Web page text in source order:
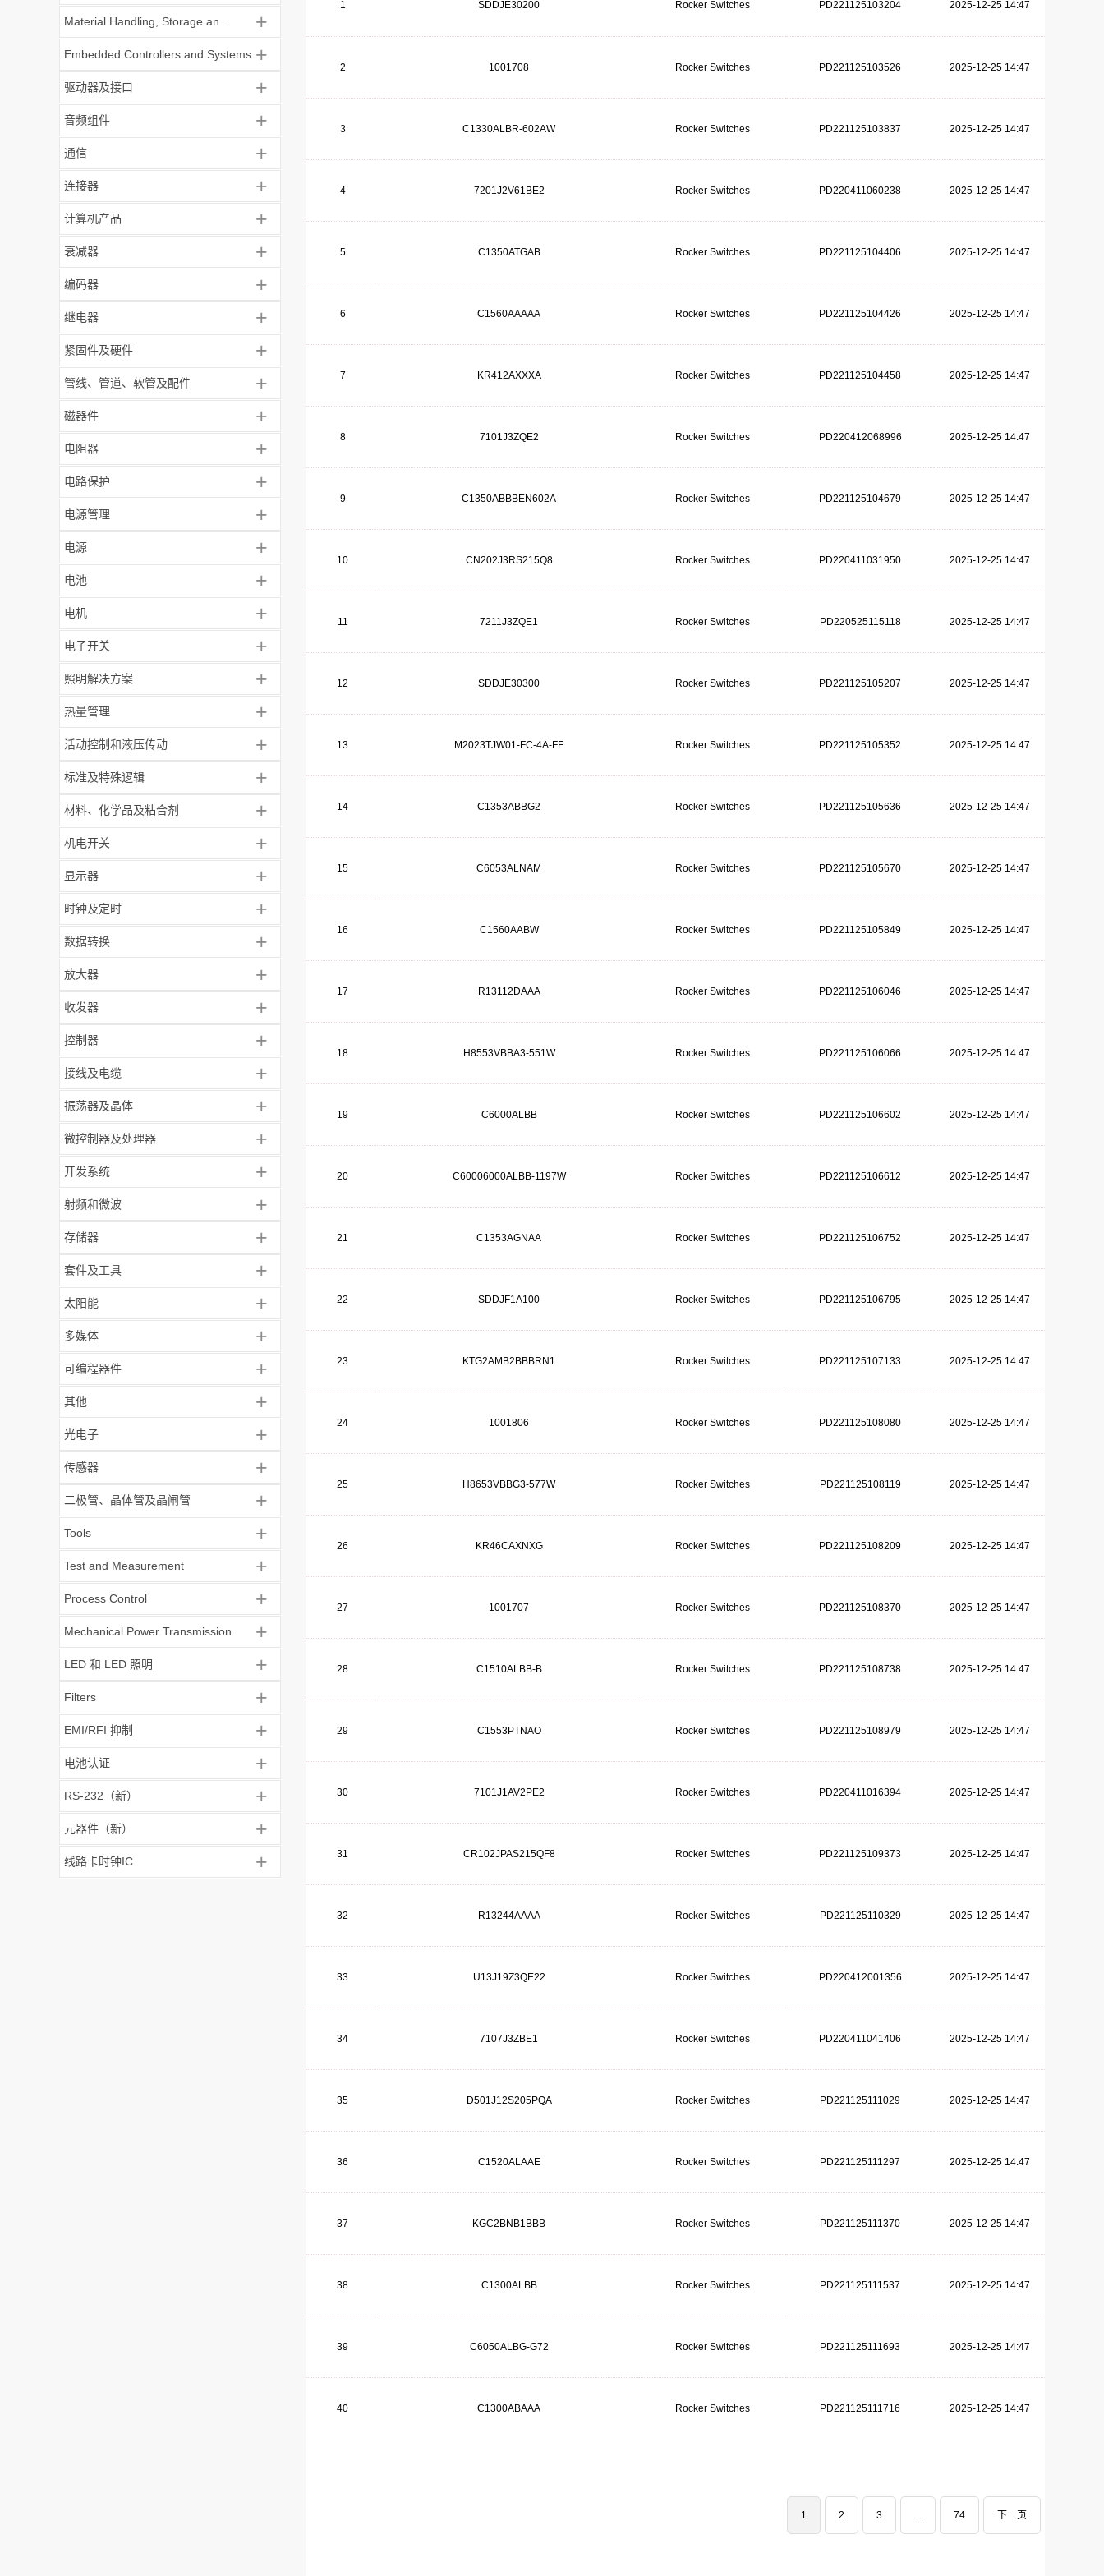
Material Handling, Storage an... +
Embedded Controllers and Systems +
驱动器及接口 +
音频组件 +
通信 +
连接器 +
计算机产品 +
衰减器 +
编码器 +
继电器 +
紧固件及硬件 +
管线、管道、软管及配件 +
磁器件 +
电阻器 +
电路保护 +
电源管理 +
电源 +
电池 +
电机 +
电子开关 +
照明解决方案 +
热量管理 +
活动控制和液压传动 +
标准及特殊逻辑 +
材料、化学品及粘合剂 +
机电开关 +
显示器 +
时钟及定时 +
数据转换 +
放大器 +
收发器 +
控制器 +
接线及电缆 +
振荡器及晶体 +
微控制器及处理器 +
开发系统 +
射频和微波 +
存储器 +
套件及工具 +
太阳能 +
多媒体 +
可编程器件 +
其他 +
光电子 +
传感器 +
二极管、晶体管及晶闸管 +
Tools +
Test and Measurement +
Process Control +
Mechanical Power Transmission +
LED 和 LED 照明 +
Filters +
EMI/RFI 抑制 +
电池认证 +
RS-232（新） +
元器件（新） +
线路卡时钟IC +
1 SDDJE30200 Rocker Switches PD221125103204 2025-12-25 14:47
2 1001708 Rocker Switches PD221125103526 2025-12-25 14:47
3 C1330ALBR-602AW Rocker Switches PD221125103837 2025-12-25 14:47
4 7201J2V61BE2 Rocker Switches PD220411060238 2025-12-25 14:47
5 C1350ATGAB Rocker Switches PD221125104406 2025-12-25 14:47
6 C1560AAAAA Rocker Switches PD221125104426 2025-12-25 14:47
7 KR412AXXXA Rocker Switches PD221125104458 2025-12-25 14:47
8 7101J3ZQE2 Rocker Switches PD220412068996 2025-12-25 14:47
9 C1350ABBBEN602A Rocker Switches PD221125104679 2025-12-25 14:47
10 CN202J3RS215Q8 Rocker Switches PD220411031950 2025-12-25 14:47
11 7211J3ZQE1 Rocker Switches PD220525115118 2025-12-25 14:47
12 SDDJE30300 Rocker Switches PD221125105207 2025-12-25 14:47
13 M2023TJW01-FC-4A-FF Rocker Switches PD221125105352 2025-12-25 14:47
14 C1353ABBG2 Rocker Switches PD221125105636 2025-12-25 14:47
15 C6053ALNAM Rocker Switches PD221125105670 2025-12-25 14:47
16 C1560AABW Rocker Switches PD221125105849 2025-12-25 14:47
17 R13112DAAA Rocker Switches PD221125106046 2025-12-25 14:47
18 H8553VBBA3-551W Rocker Switches PD221125106066 2025-12-25 14:47
19 C6000ALBB Rocker Switches PD221125106602 2025-12-25 14:47
20 C60006000ALBB-1197W Rocker Switches PD221125106612 2025-12-25 14:47
21 C1353AGNAA Rocker Switches PD221125106752 2025-12-25 14:47
22 SDDJF1A100 Rocker Switches PD221125106795 2025-12-25 14:47
23 KTG2AMB2BBBRN1 Rocker Switches PD221125107133 2025-12-25 14:47
24 1001806 Rocker Switches PD221125108080 2025-12-25 14:47
25 H8653VBBG3-577W Rocker Switches PD221125108119 2025-12-25 14:47
26 KR46CAXNXG Rocker Switches PD221125108209 2025-12-25 14:47
27 1001707 Rocker Switches PD221125108370 2025-12-25 14:47
28 C1510ALBB-B Rocker Switches PD221125108738 2025-12-25 14:47
29 C1553PTNAO Rocker Switches PD221125108979 2025-12-25 14:47
30 7101J1AV2PE2 Rocker Switches PD220411016394 2025-12-25 14:47
31 CR102JPAS215QF8 Rocker Switches PD221125109373 2025-12-25 14:47
32 R13244AAAA Rocker Switches PD221125110329 2025-12-25 14:47
33 U13J19Z3QE22 Rocker Switches PD220412001356 2025-12-25 14:47
34 7107J3ZBE1 Rocker Switches PD220411041406 2025-12-25 14:47
35 D501J12S205PQA Rocker Switches PD221125111029 2025-12-25 14:47
36 C1520ALAAE Rocker Switches PD221125111297 2025-12-25 14:47
37 KGC2BNB1BBB Rocker Switches PD221125111370 2025-12-25 14:47
38 C1300ALBB Rocker Switches PD221125111537 2025-12-25 14:47
39 C6050ALBG-G72 Rocker Switches PD221125111693 2025-12-25 14:47
40 C1300ABAAA Rocker Switches PD221125111716 2025-12-25 14:47
1 2 3 ... 74 下一页